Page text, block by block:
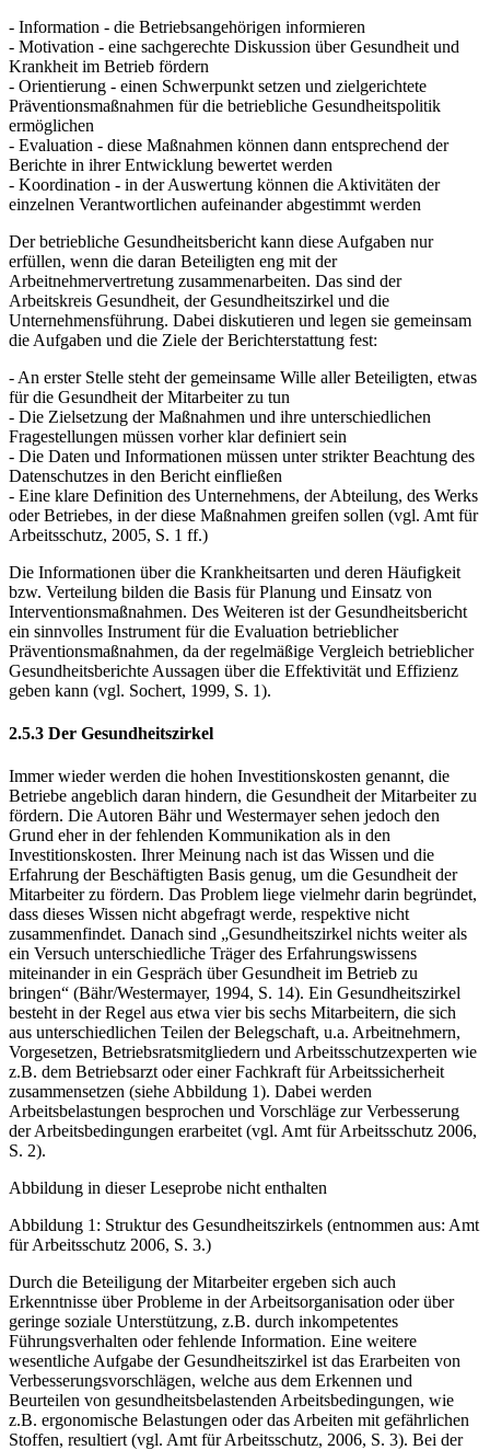
- Information - die Betriebsangehörigen informieren
- Motivation ­- eine sachgerechte Diskussion über Gesundheit und
Krankheit im Betrieb fördern
- Orientierung - einen Schwerpunkt setzen und zielgerichtete
Präventionsmaßnahmen für die betriebliche Gesundheitspolitik
ermöglichen
- Evaluation - diese Maßnahmen können dann entsprechend der
Berichte in ihrer Entwicklung bewertet werden
- Koordination - in der Auswertung können die Aktivitäten der
einzelnen Verantwortlichen aufeinander abgestimmt werden
Der betriebliche Gesundheitsbericht kann diese Aufgaben nur
erfüllen, wenn die daran Beteiligten eng mit der
Arbeitnehmervertretung zusammenarbeiten. Das sind der
Arbeitskreis Gesundheit, der Gesundheitszirkel und die
Unternehmensführung. Dabei diskutieren und legen sie gemeinsam
die Aufgaben und die Ziele der Berichterstattung fest:
- An erster Stelle steht der gemeinsame Wille aller Beteiligten, etwas
für die Gesundheit der Mitarbeiter zu tun
- Die Zielsetzung der Maßnahmen und ihre unterschiedlichen
Fragestellungen müssen vorher klar definiert sein
- Die Daten und Informationen müssen unter strikter Beachtung des
Datenschutzes in den Bericht einfließen
- Eine klare Definition des Unternehmens, der Abteilung, des Werks
oder Betriebes, in der diese Maßnahmen greifen sollen (vgl. Amt für
Arbeitsschutz, 2005, S. 1 ff.)
Die Informationen über die Krankheitsarten und deren Häufigkeit
bzw. Verteilung bilden die Basis für Planung und Einsatz von
Interventionsmaßnahmen. Des Weiteren ist der Gesundheitsbericht
ein sinnvolles Instrument für die Evaluation betrieblicher
Präventionsmaßnahmen, da der regelmäßige Vergleich betrieblicher
Gesundheitsberichte Aussagen über die Effektivität und Effizienz
geben kann (vgl. Sochert, 1999, S. 1).
2.5.3 Der Gesundheitszirkel
Immer wieder werden die hohen Investitionskosten genannt, die
Betriebe angeblich daran hindern, die Gesundheit der Mitarbeiter zu
fördern. Die Autoren Bähr und Westermayer sehen jedoch den
Grund eher in der fehlenden Kommunikation als in den
Investitionskosten. Ihrer Meinung nach ist das Wissen und die
Erfahrung der Beschäftigten Basis genug, um die Gesundheit der
Mitarbeiter zu fördern. Das Problem liege vielmehr darin begründet,
dass dieses Wissen nicht abgefragt werde, respektive nicht
zusammenfindet. Danach sind „Gesundheitszirkel nichts weiter als
ein Versuch unterschiedliche Träger des Erfahrungswissens
miteinander in ein Gespräch über Gesundheit im Betrieb zu
bringen“ (Bähr/Westermayer, 1994, S. 14). Ein Gesundheitszirkel
besteht in der Regel aus etwa vier bis sechs Mitarbeitern, die sich
aus unterschiedlichen Teilen der Belegschaft, u.a. Arbeitnehmern,
Vorgesetzen, Betriebsratsmitgliedern und Arbeitsschutzexperten wie
z.B. dem Betriebsarzt oder einer Fachkraft für Arbeitssicherheit
zusammensetzen (siehe Abbildung 1). Dabei werden
Arbeitsbelastungen besprochen und Vorschläge zur Verbesserung
der Arbeitsbedingungen erarbeitet (vgl. Amt für Arbeitsschutz 2006,
S. 2).
Abbildung in dieser Leseprobe nicht enthalten
Abbildung 1: Struktur des Gesundheitszirkels (entnommen aus: Amt
für Arbeitsschutz 2006, S. 3.)
Durch die Beteiligung der Mitarbeiter ergeben sich auch
Erkenntnisse über Probleme in der Arbeitsorganisation oder über
geringe soziale Unterstützung, z.B. durch inkompetentes
Führungsverhalten oder fehlende Information. Eine weitere
wesentliche Aufgabe der Gesundheitszirkel ist das Erarbeiten von
Verbesserungsvorschlägen, welche aus dem Erkennen und
Beurteilen von gesundheitsbelastenden Arbeitsbedingungen, wie
z.B. ergonomische Belastungen oder das Arbeiten mit gefährlichen
Stoffen, resultiert (vgl. Amt für Arbeitsschutz, 2006, S. 3). Bei der